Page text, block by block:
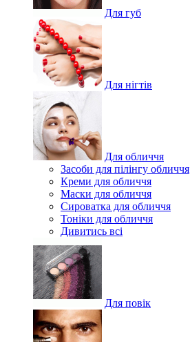
Для губ
Для нігтів
Для обличчя
Засоби для пілінгу обличчя
Креми для обличчя
Маски для обличчя
Сироватка для обличчя
Тоніки для обличчя
Дивитись всі
Для повік